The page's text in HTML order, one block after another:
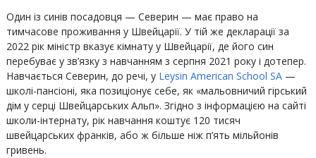
Один із синів посадовця — Северин — має право на
тимчасове проживання у Швейцарії. У тій же декларації за
2022 рік міністр вказує кімнату у Швейцарії, де його син
перебуває у зв’язку з навчанням з серпня 2021 року і дотепер.
Навчається Северин, до речі, у Leysin American School SA—
школі-пансіоні, яка позиціонує себе, як «мальовничий гірський
дім у серці Швейцарських Альп». Згідно з інформацією на сайті
школи-інтернату, рік навчання коштує 120 тисяч
швейцарських франків, або ж більше ніж п’ять мільйонів
гривень.